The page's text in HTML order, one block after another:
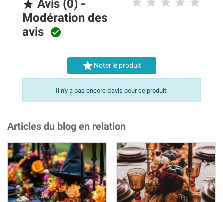
 Avis (0) -
Modération des
avis 
Noter le produit
Il n'y a pas encore d'avis pour ce produit.
Articles du blog en relation